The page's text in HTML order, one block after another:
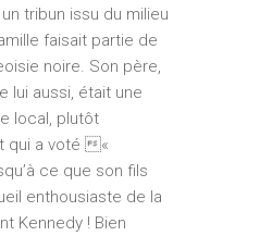
un tribun issu du milieu
faisait partie de
noire. Son père,
lui aussi, était une
local, plutôt
qui a voté «
ce que son fils
enthousiaste de la
Kennedy ! Bien